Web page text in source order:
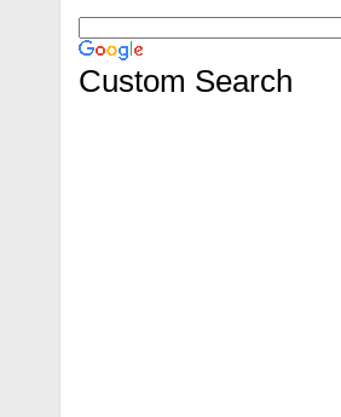
Custom Search